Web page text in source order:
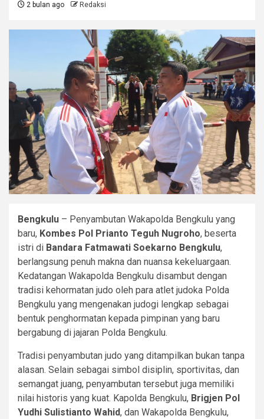
2 bulan ago Redaksi
Bengkulu – Penyambutan Wakapolda Bengkulu yang
baru, Kombes Pol Prianto Teguh Nugroho, beserta
istri di Bandara Fatmawati Soekarno Bengkulu,
berlangsung penuh makna dan nuansa kekeluargaan.
Kedatangan Wakapolda Bengkulu disambut dengan
tradisi kehormatan judo oleh para atlet judoka Polda
Bengkulu yang mengenakan judogi lengkap sebagai
bentuk penghormatan kepada pimpinan yang baru
bergabung di jajaran Polda Bengkulu.
Tradisi penyambutan judo yang ditampilkan bukan tanpa
alasan. Selain sebagai simbol disiplin, sportivitas, dan
semangat juang, penyambutan tersebut juga memiliki
nilai historis yang kuat. Kapolda Bengkulu, Brigjen Pol
Yudhi Sulistianto Wahid, dan Wakapolda Bengkulu,